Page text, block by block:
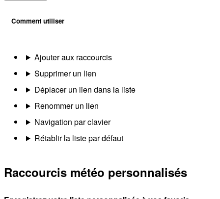
Comment utiliser
Ajouter aux raccourcis
Supprimer un lien
Déplacer un lien dans la liste
Renommer un lien
Navigation par clavier
Rétablir la liste par défaut
Raccourcis météo personnalisés